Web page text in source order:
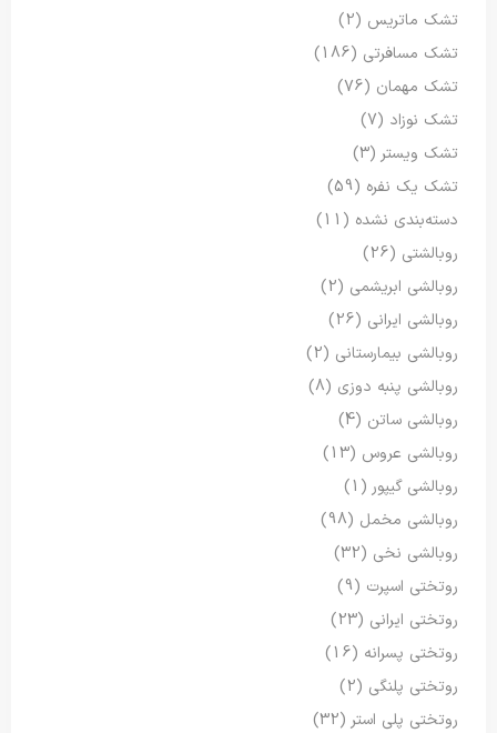
تشک ماتریس (2)
تشک مسافرتی (186)
تشک مهمان (76)
تشک نوزاد (7)
تشک ویستر (3)
تشک یک نفره (59)
دسته‌بندی نشده (11)
روبالشتی (26)
روبالشی ابریشمی (2)
روبالشی ایرانی (26)
روبالشی بیمارستانی (2)
روبالشی پنبه دوزی (8)
روبالشی ساتن (4)
روبالشی عروس (13)
روبالشی گیپور (1)
روبالشی مخمل (98)
روبالشی نخی (32)
روتختی اسپرت (9)
روتختی ایرانی (23)
روتختی پسرانه (16)
روتختی پلنگی (2)
روتختی پلی استر (32)